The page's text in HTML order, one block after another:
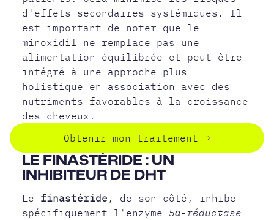
d'effets secondaires systémiques. Il
est important de noter que le
minoxidil ne remplace pas une
alimentation équilibrée et peut être
intégré à une approche plus
holistique en association avec des
nutriments favorables à la croissance
des cheveux.
Obtenir mon traitement →
LE FINASTÉRIDE : UN
INHIBITEUR DE DHT
Le finastéride , de son côté, inhibe
spécifiquement l'enzyme 5α-réductase